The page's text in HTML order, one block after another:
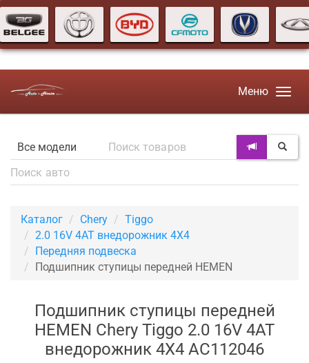
Меню
Каталог Chery
Tiggo
2.0 16V 4AT внедорожник 4X4
Передняя подвеска
Подшипник ступицы передней HEMEN
Подшипник ступицы передней
HEMEN Chery Tiggo 2.0 16V 4AT
внедорожник 4X4 AC112046